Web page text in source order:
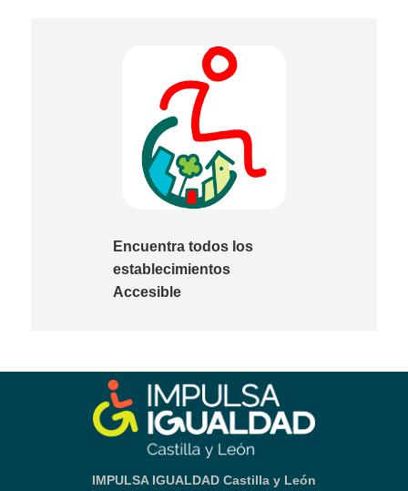
Encuentra todos los
establecimientos
Accesible
IMPULSA IGUALDAD Castilla y León